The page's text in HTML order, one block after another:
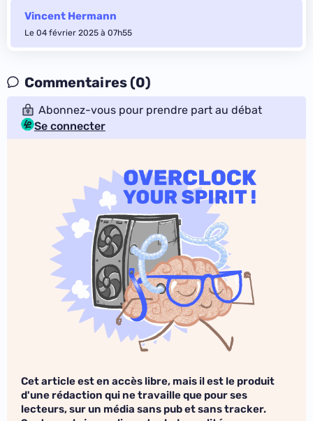
Vincent Hermann
Le 04 février 2025 à 07h55
Commentaires (0)
Abonnez-vous pour prendre part au débat
Se connecter
Cet article est en accès libre, mais il est le produit
d'une rédaction qui ne travaille que pour ses
lecteurs, sur un média sans pub et sans tracker.